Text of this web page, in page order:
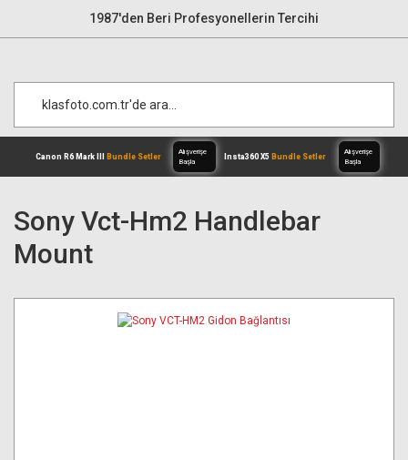
1987'den Beri Profesyonellerin Tercihi
Canon R6 Mark III
Sony Vct-Hm2 Handlebar
Mount